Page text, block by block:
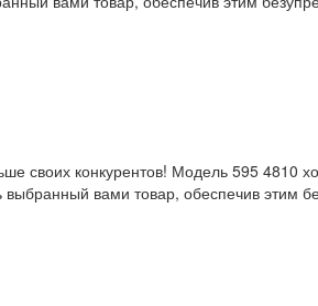
своих конкурентов! Модель 595 4810
вами товар, обеспечив этим